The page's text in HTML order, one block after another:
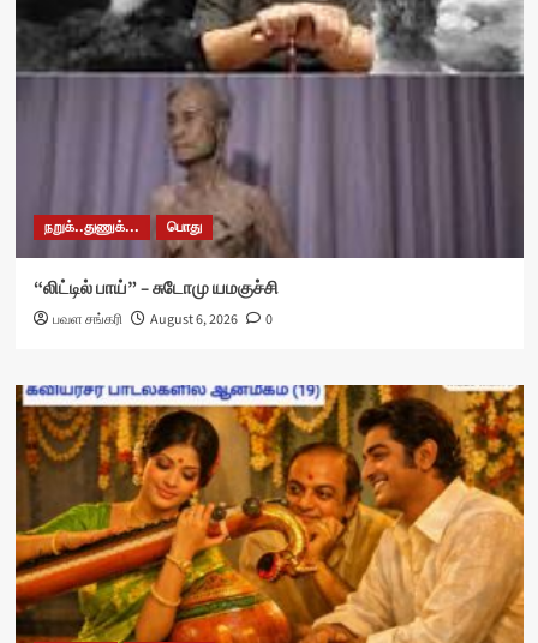
நறுக்..துணுக்... பொது
“லிட்டில் பாய்” – சுடோமு யமகுச்சி
பவள சங்கரி August 6, 2026 0